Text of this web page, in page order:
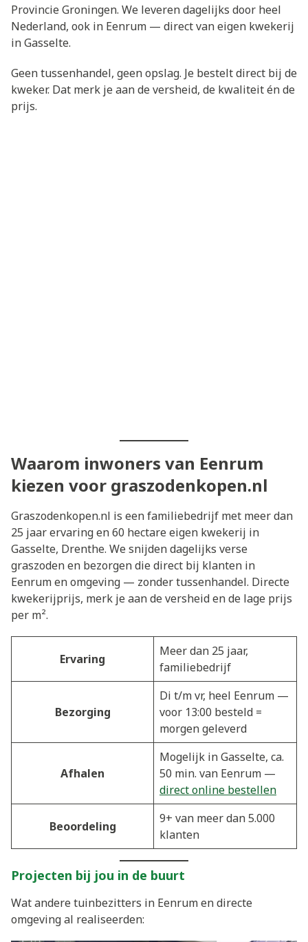
Provincie Groningen. We leveren dagelijks door heel
Nederland, ook in Eenrum — direct van eigen kwekerij
in Gasselte.
Geen tussenhandel, geen opslag. Je bestelt direct bij de
kweker. Dat merk je aan de versheid, de kwaliteit én de
prijs.
Waarom inwoners van Eenrum
kiezen voor graszodenkopen.nl
Graszodenkopen.nl is een familiebedrijf met meer dan
25 jaar ervaring en 60 hectare eigen kwekerij in
Gasselte, Drenthe. We snijden dagelijks verse
graszoden en bezorgen die direct bij klanten in
Eenrum en omgeving — zonder tussenhandel. Directe
kwekerijprijs, merk je aan de versheid en de lage prijs
per m².
Ervaring
Meer dan 25 jaar,
familiebedrijf
Bezorging
Di t/m vr, heel Eenrum —
voor 13:00 besteld =
morgen geleverd
Afhalen
Mogelijk in Gasselte, ca.
50 min. van Eenrum —
direct online bestellen
Beoordeling
9+ van meer dan 5.000
klanten
Projecten bij jou in de buurt
Wat andere tuinbezitters in Eenrum en directe
omgeving al realiseerden: